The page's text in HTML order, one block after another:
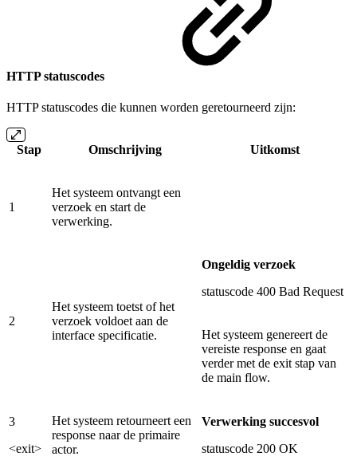
HTTP statuscodes
HTTP statuscodes die kunnen worden geretourneerd zijn:
Stap Omschrijving Uitkomst
1
Het systeem ontvangt een
verzoek en start de
verwerking.
2
Het systeem toetst of het
verzoek voldoet aan de
interface specificatie.
Ongeldig verzoek
statuscode 400 Bad Request
Het systeem genereert de
vereiste response en gaat
verder met de exit stap van
de main flow.
3
<exit>
Het systeem retourneert een
response naar de primaire
actor.
Verwerking succesvol
statuscode 200 OK